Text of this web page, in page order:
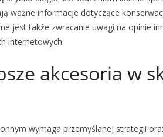
ważne informacje dotyczące
jest także zwracanie uwagi na opinie
internetowych.
akcesoria w
wymaga przemyślanej strategii